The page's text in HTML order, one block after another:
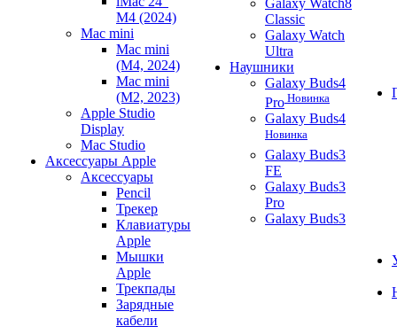
M4 (2024)
Mac mini
Mac mini
(M4, 2024)
Mac mini
(M2, 2023)
Apple Studio
Display
Mac Studio
Аксессуары Apple
Аксессуары
Pencil
Трекер
Клавиатуры
Apple
Мышки
Apple
Трекпады
Зарядные
кабели
Galaxy Watch8
Classic
Galaxy Watch
Ultra
Наушники
Galaxy Buds4
Pro Новинка
Galaxy Buds4
Новинка
Galaxy Buds3
FE
Galaxy Buds3
Pro
Galaxy Buds3